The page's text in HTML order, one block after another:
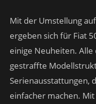
Mit der Umstellung
ergeben sich für Fiat
einige Neuheiten.
gestraffte
Serienausstattungen,
einfacher machen.